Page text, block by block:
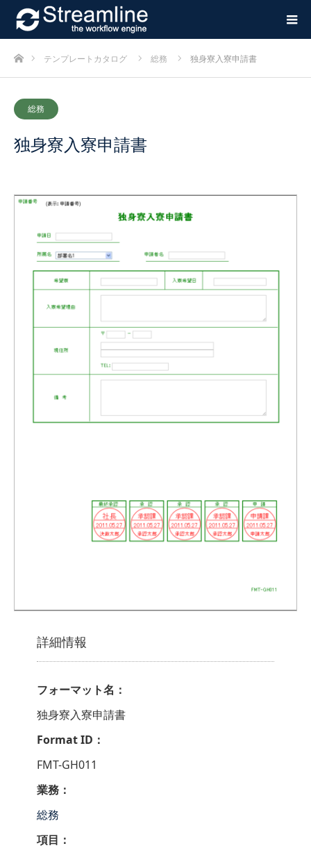
ホームテンプレートカタログ 総務 独身寮入寮申請書
総務
独身寮入寮申請書
詳細情報
フォーマット名：
独身寮入寮申請書
Format ID：
FMT-GH011
業務：
総務
項目：